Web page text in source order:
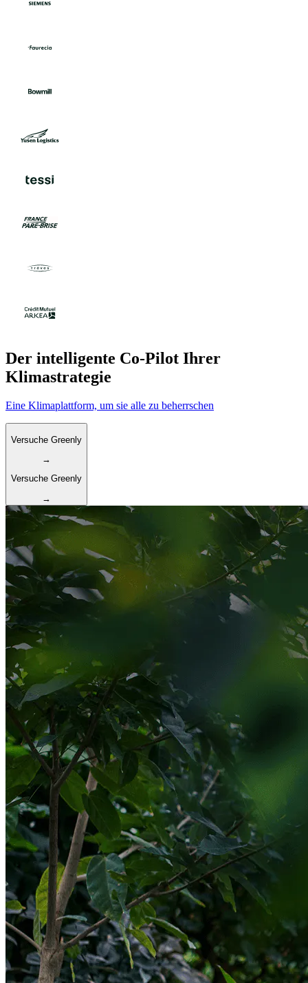
Der intelligente Co-Pilot Ihrer
Klimastrategie
Eine Klimaplattform, um sie alle zu beherrschen
Versuche Greenly
→
Versuche Greenly
→